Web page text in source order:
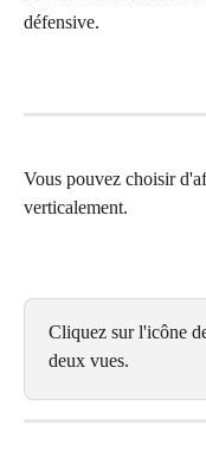
défensive.
Vous pouvez choisir
verticalement.
Cliquez sur l'icône
deux vues.